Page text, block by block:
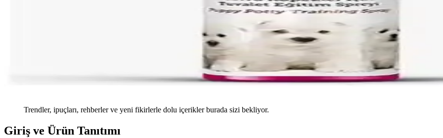
Trendler, ipuçları, rehberler ve yeni fikirlerle dolu içerikler burada sizi bekliyor.
Giriş ve Ürün Tanıtımı